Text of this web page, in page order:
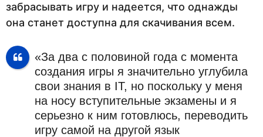
забрасывать игру и надеется, что однажды
она станет доступна для скачивания всем.
«За два с половиной года с момента
создания игры я значительно углубила
свои знания в IT, но поскольку у меня
на носу вступительные экзамены и я
серьезно к ним готовлюсь, переводить
игру самой на другой язык